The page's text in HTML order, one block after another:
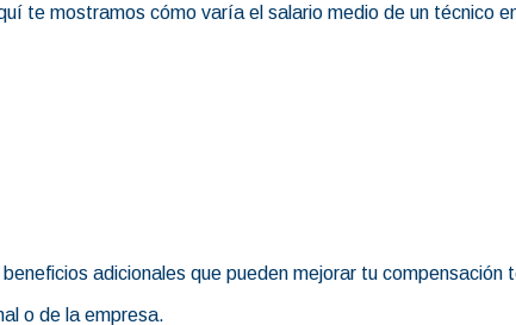
te mostramos cómo varía el salario medio de un técnico
adicionales que pueden mejorar tu compensación
o de la empresa.